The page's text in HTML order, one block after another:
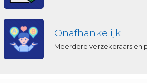
Onafhankelijk
Meerdere verzekeraars en